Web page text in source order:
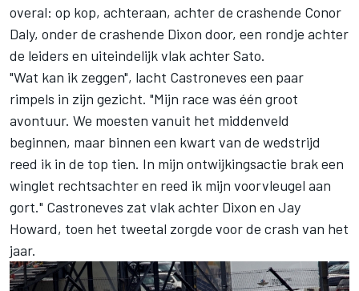
overal: op kop, achteraan, achter de crashende Conor
Daly, onder de crashende Dixon door, een rondje achter
de leiders en uiteindelijk vlak achter Sato.
"Wat kan ik zeggen", lacht Castroneves een paar
rimpels in zijn gezicht. "Mijn race was één groot
avontuur. We moesten vanuit het middenveld
beginnen, maar binnen een kwart van de wedstrijd
reed ik in de top tien. In mijn ontwijkingsactie brak een
winglet rechtsachter en reed ik mijn voorvleugel aan
gort." Castroneves zat vlak achter Dixon en Jay
Howard, toen het tweetal zorgde voor de crash van het
jaar.